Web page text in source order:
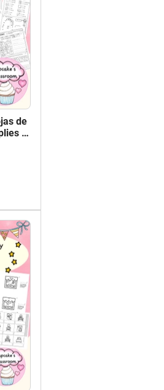
de
-